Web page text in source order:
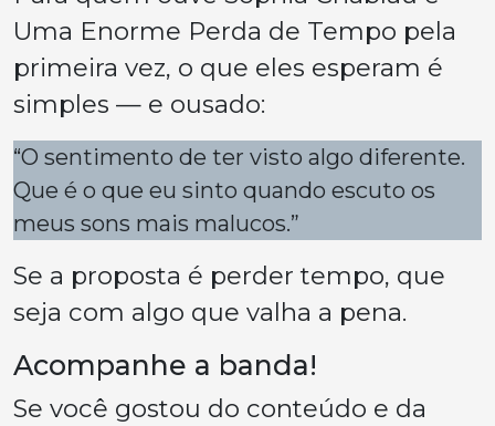
Uma Enorme Perda de Tempo pela
primeira vez, o que eles esperam é
simples — e ousado:
“O sentimento de ter visto algo diferente.
Que é o que eu sinto quando escuto os
meus sons mais malucos.”
Se a proposta é perder tempo, que
seja com algo que valha a pena.
Acompanhe a banda!
Se você gostou do conteúdo e da